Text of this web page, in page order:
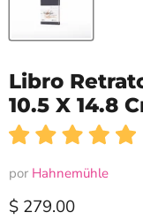
Libro
10.5 X 14.8
por Hahnemühle
Precio actual
$ 279.00